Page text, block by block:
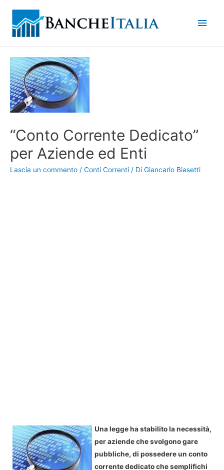
“Conto Corrente Dedicato”
per Aziende ed Enti
Lascia un commento / Conti Correnti / Di Giancarlo Biasetti
Una legge ha stabilito la necessità,
per aziende che svolgono gare
pubbliche, di possedere un conto
corrente dedicato che semplifichi